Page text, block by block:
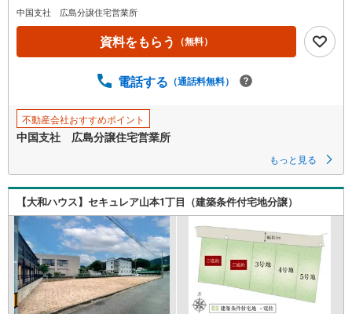
ペ
ー
に
す
る
中国支社 広島分譲住宅営業所
資料をもらう （無料）
電話する （通話料無料）
不動産会社おすすめポイント
中国支社 広島分譲住宅営業所
もっと見る
【大和ハウス】セキュレア山本1丁目（建築条件付宅地分譲）